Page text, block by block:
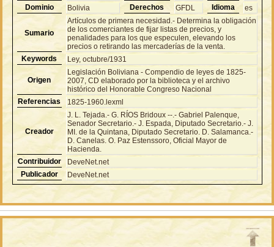
Dominio
Bolivia Derechos GFDL Idioma es
Sumario
Artículos de primera necesidad.- Determina la obligación
de los comerciantes de fijar listas de precios, y
penalidades para los que especulen, elevando los
precios o retirando las mercaderías de la venta.
Keywords
Ley, octubre/1931
Origen
Legislación Boliviana - Compendio de leyes de 1825-
2007, CD elaborado por la biblioteca y el archivo
histórico del Honorable Congreso Nacional
Referencias
1825-1960.lexml
Creador
J. L. Tejada.- G. RÍOS Bridoux --.- Gabriel Palenque,
Senador Secretario.- J. Espada, Diputado Secretario.- J.
MI. de la Quintana, Diputado Secretario. D. Salamanca.-
D. Canelas. O. Paz Estenssoro, Oficial Mayor de
Hacienda.
Contribuidor
DeveNet.net
Publicador
DeveNet.net